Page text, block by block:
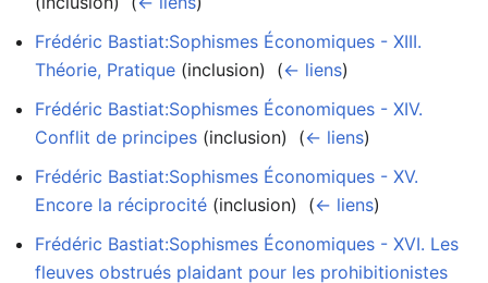
Frédéric Bastiat:Sophismes Économiques - XIII.
Théorie, Pratique (inclusion) ‎ (← liens)
Frédéric Bastiat:Sophismes Économiques - XIV.
Conflit de principes (inclusion) ‎ (← liens)
Frédéric Bastiat:Sophismes Économiques - XV.
Encore la réciprocité (inclusion) ‎ (← liens)
Frédéric Bastiat:Sophismes Économiques - XVI. Les
fleuves obstrués plaidant pour les prohibitionistes